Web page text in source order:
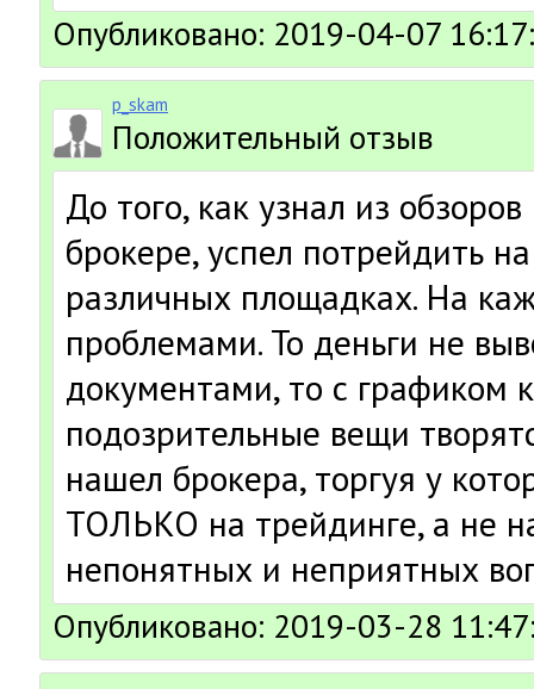
Опубликовано: 2019-04-07
p_skam
Положительный отзыв
До того, как узнал из
брокере, успел потрейдить
различных площадках. На
проблемами. То деньги не
документами, то с графиком
подозрительные вещи
нашел брокера, торгуя у
ТОЛЬКО на трейдинге, а не
непонятных и неприятных
Опубликовано: 2019-03-28